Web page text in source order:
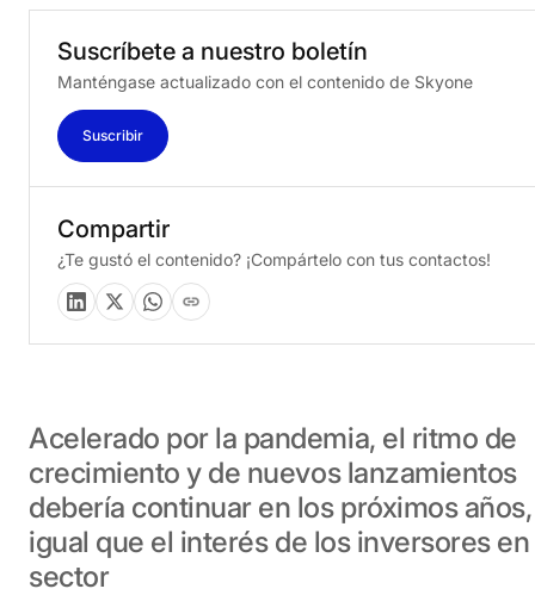
Acelerado por la pandemia, el ritmo de
crecimiento y de nuevos lanzamientos
debería continuar en los próximos años,
igual que el interés de los inversores en
sector
Suscríbete a nuestro boletín
Manténgase actualizado con el contenido de Skyone
Suscribir
Compartir
¿Te gustó el contenido? ¡Compártelo con tus contactos!